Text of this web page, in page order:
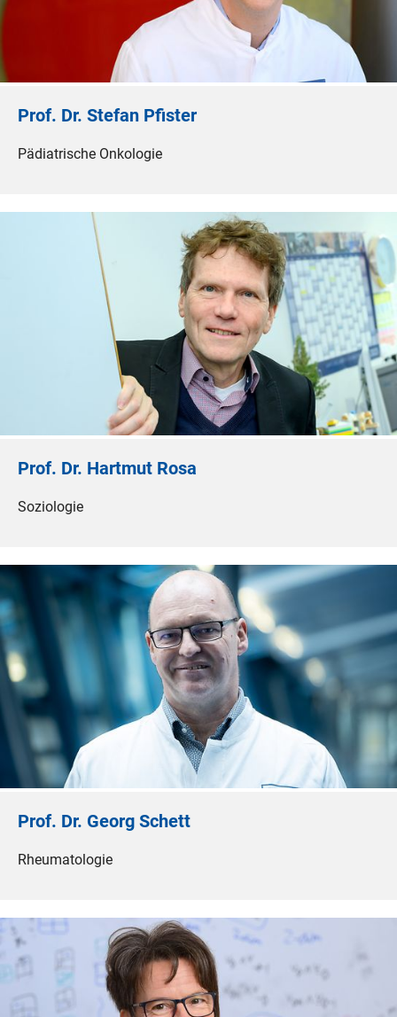
Prof. Dr. Stefan Pfister
Pädiatrische Onkologie
Prof. Dr. Hartmut Rosa
Soziologie
Prof. Dr. Georg Schett
Rheumatologie